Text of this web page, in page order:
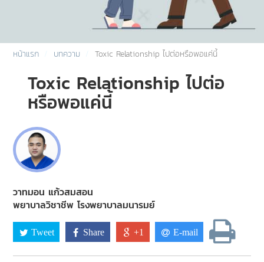
หน้าแรก บทความ Toxic Relationship ไปต่อหรือพอแค่นี้
Toxic Relationship ไปต่อ
หรือพอแค่นี้
วาทมอน แก้วสมสอน
พยาบาลวิชาชีพ โรงพยาบาลมนารมย์
Tweet Share +1 E-mail